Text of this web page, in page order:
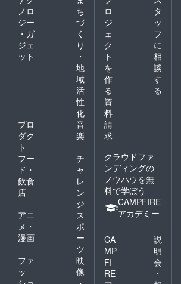
ノロ
ジー
・ガ
ジェ
ット
ち
づ
く
り
・
地
域
活
性
化
プロ
ダク
ト
音
楽
フー
ド・
飲食
店
チ
ャ
レ
ン
ジ
アニ
メ・
漫画
ス
ポ
ー
ツ
ファ
ッ
映
像
ロ
ジ
ェ
ク
ト
を
作
る
タ
ッ
フ
に
相
談
す
る
資
料
請
求
クラウドファ
ンディングの
ノウハウを無
料で学ぼう
CAMPFIRE
アカデミー
CA
MP
FI
RE
説
明
会
・